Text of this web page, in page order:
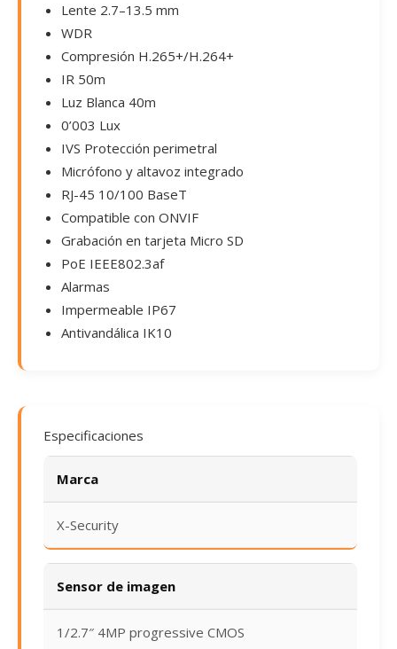
Lente 2.7–13.5 mm
WDR
Compresión H.265+/H.264+
IR 50m
Luz Blanca 40m
0’003 Lux
IVS Protección perimetral
Micrófono y altavoz integrado
RJ-45 10/100 BaseT
Compatible con ONVIF
Grabación en tarjeta Micro SD
PoE IEEE802.3af
Alarmas
Impermeable IP67
Antivandálica IK10
Especificaciones
Marca
X-Security
Sensor de imagen
1/2.7″ 4MP progressive CMOS